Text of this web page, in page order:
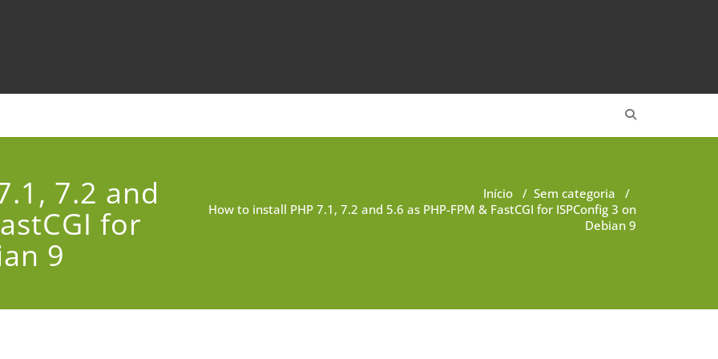
7.2 and
for
9
Início / Sem categoria /
How to install PHP 7.1, 7.2 and 5.6 as PHP-FPM & FastCGI for ISPConfig 3 on
Debian 9